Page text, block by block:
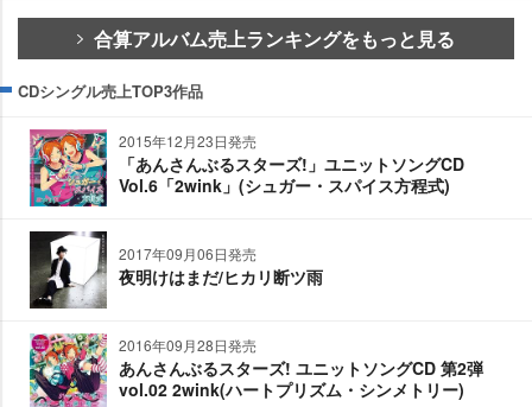
合算アルバム売上ランキングをもっと見る
CDシングル売上TOP3作品
2015年12月23日発売
「あんさんぶるスターズ!」ユニットソングCD
Vol.6「2wink」(シュガー・スパイス方程式)
2017年09月06日発売
夜明けはまだ/ヒカリ断ツ雨
2016年09月28日発売
あんさんぶるスターズ! ユニットソングCD 第2弾
vol.02 2wink(ハートプリズム・シンメトリー)